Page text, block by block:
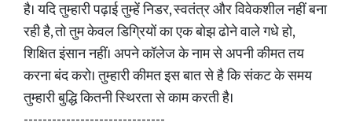
है। यदि तुम्हारी पढ़ाई तुम्हें निडर, स्वतंत्र और विवेकशील नहीं बना
रही है, तो तुम केवल डिग्रियों का एक बोझ ढोने वाले गधे हो,
शिक्षित इंसान नहीं। अपने कॉलेज के नाम से अपनी कीमत तय
करना बंद करो। तुम्हारी कीमत इस बात से है कि संकट के समय
तुम्हारी बुद्धि कितनी स्थिरता से काम करती है।
------------------------------